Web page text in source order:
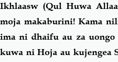
Ikhlaasw (Qul Huwa
moja makaburini! Kama
ima ni dhaifu au za uongo
kuwa ni Hoja au kujengea